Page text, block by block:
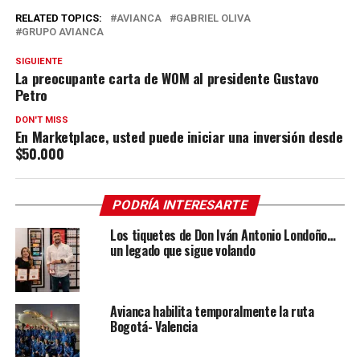
RELATED TOPICS: AVIANCA
GABRIEL OLIVA
GRUPO AVIANCA
SIGUIENTE
La preocupante carta de WOM al presidente Gustavo
Petro
DON'T MISS
En Marketplace, usted puede iniciar una inversión desde
$50.000
PODRÍA INTERESARTE
Los tiquetes de Don Iván Antonio Londoño…
un legado que sigue volando
Avianca habilita temporalmente la ruta
Bogotá- Valencia